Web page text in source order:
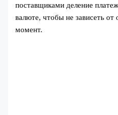
поставщиками деление
валюте, чтобы не зависеть
момент.